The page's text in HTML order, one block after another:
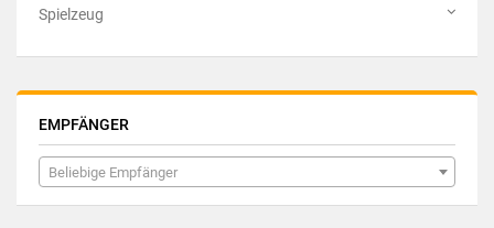
Spielzeug
EMPFÄNGER
Beliebige Empfänger